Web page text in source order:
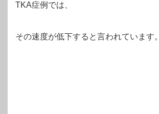
TKA症例では、
その速度が低下すると言われています。